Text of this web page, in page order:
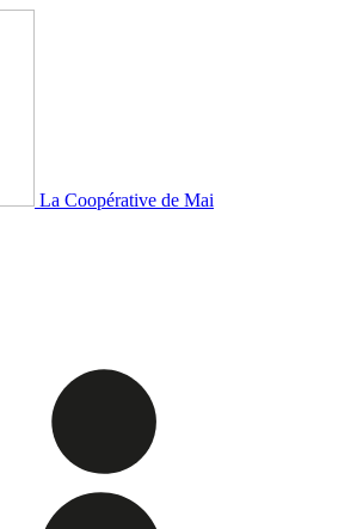
La Coopérative de Mai